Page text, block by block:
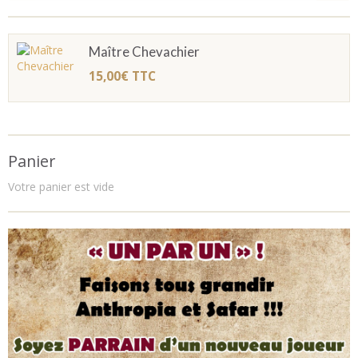
Maître Chevachier
15,00€ TTC
Panier
Votre panier est vide